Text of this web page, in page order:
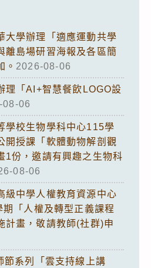
大學辦理「適應運動共學
離島場研習海報及各區簡
。 2026-08-06
理「AI+智慧餐飲LOGO設
08-06
學校生物學科中心115學
開授課「軟體動物解剖觀
1份，邀請有興趣之生物科
08-06
級中學人權教育資源中心
「人權及轉型正義課程
計畫，敬請教師(社群)申
節系列「雲支持線上講